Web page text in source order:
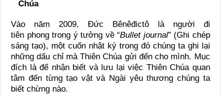
Chúa
Vào năm 2009, Đức Bênêđictô là người đi
tiên phong trong ý tưởng về “Bullet journal” (Ghi chép
sáng tạo), một cuốn nhật ký trong đó chúng ta ghi lại
những dấu chỉ mà Thiên Chúa gửi đến cho mình. Mục
đích là để nhận biết và lưu lại việc Thiên Chúa quan
tâm đến từng tạo vật và Ngài yêu thương chúng ta
biết chừng nào.